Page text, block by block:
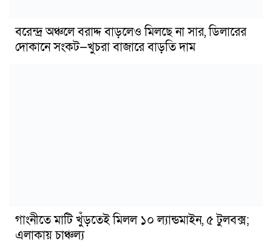
বরেন্দ্র অঞ্চলে বরাদ্দ বাড়লেও মিলছে না সার, ডিলারের
দোকানে সংকট—খুচরা বাজারে বাড়তি দাম
গাংনীতে মাটি খুঁড়তেই মিলল ১০ ল্যান্ডমাইন, ৫ টুলবক্স;
এলাকায় চাঞ্চল্য